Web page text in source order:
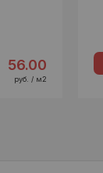
56.00
руб. / м2